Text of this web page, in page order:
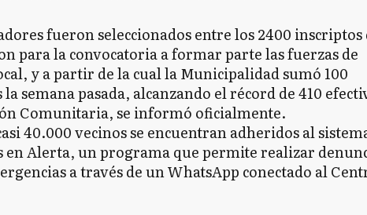
fueron seleccionados entre los 2400 inscriptos
para la convocatoria a formar parte las fuerzas de
y a partir de la cual la Municipalidad sumó 100
semana pasada, alcanzando el récord de 410
Comunitaria, se informó oficialmente.
40.000 vecinos se encuentran adheridos al
en Alerta, un programa que permite realizar
a través de un WhatsApp conectado al